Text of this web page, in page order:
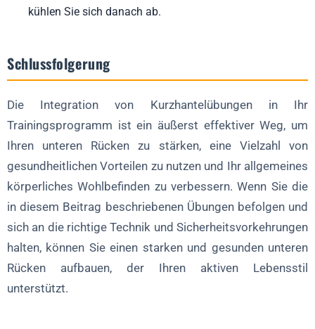
kühlen Sie sich danach ab.
Schlussfolgerung
Die Integration von Kurzhantelübungen in Ihr
Trainingsprogramm ist ein äußerst effektiver Weg, um
Ihren unteren Rücken zu stärken, eine Vielzahl von
gesundheitlichen Vorteilen zu nutzen und Ihr allgemeines
körperliches Wohlbefinden zu verbessern. Wenn Sie die
in diesem Beitrag beschriebenen Übungen befolgen und
sich an die richtige Technik und Sicherheitsvorkehrungen
halten, können Sie einen starken und gesunden unteren
Rücken aufbauen, der Ihren aktiven Lebensstil
unterstützt.